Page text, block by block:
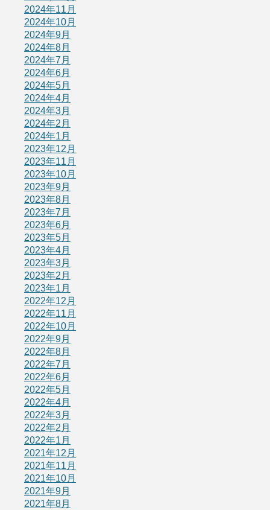
2024年11月
2024年10月
2024年9月
2024年8月
2024年7月
2024年6月
2024年5月
2024年4月
2024年3月
2024年2月
2024年1月
2023年12月
2023年11月
2023年10月
2023年9月
2023年8月
2023年7月
2023年6月
2023年5月
2023年4月
2023年3月
2023年2月
2023年1月
2022年12月
2022年11月
2022年10月
2022年9月
2022年8月
2022年7月
2022年6月
2022年5月
2022年4月
2022年3月
2022年2月
2022年1月
2021年12月
2021年11月
2021年10月
2021年9月
2021年8月